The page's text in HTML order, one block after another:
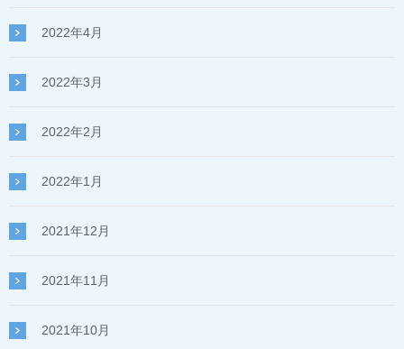
2022年4月
2022年3月
2022年2月
2022年1月
2021年12月
2021年11月
2021年10月